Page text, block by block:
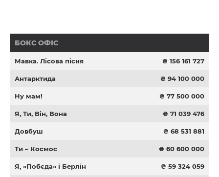
БОКС ОФІС
Мавка. Лісова пісня ₴ 156 161 727
Антарктида ₴ 94 100 000
Ну мам! ₴ 77 500 000
Я, Ти, Він, Вона ₴ 71 039 476
Довбуш ₴ 68 531 881
Ти – Космос ₴ 60 600 000
Я, «Побєда» і Берлін ₴ 59 324 059